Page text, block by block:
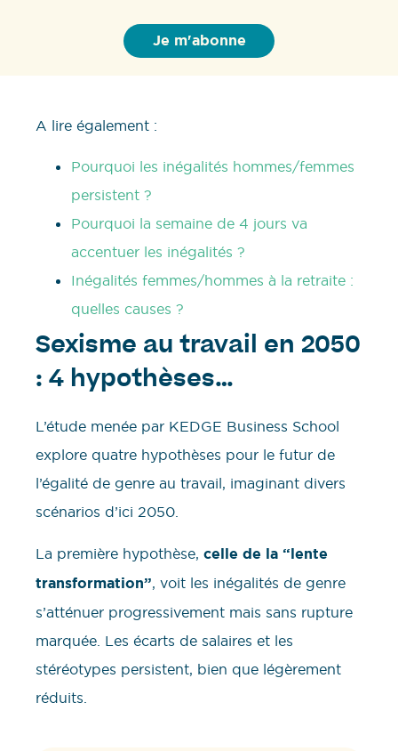
A lire également :
Pourquoi les inégalités hommes/femmes
persistent ?
Pourquoi la semaine de 4 jours va
accentuer les inégalités ?
Inégalités femmes/hommes à la retraite :
quelles causes ?
Sexisme au travail en 2050
: 4 hypothèses…
L’étude menée par KEDGE Business School
explore quatre hypothèses pour le futur de
l’égalité de genre au travail, imaginant divers
scénarios d’ici 2050.
La première hypothèse, celle de la “lente
transformation”, voit les inégalités de genre
s’atténuer progressivement mais sans rupture
marquée. Les écarts de salaires et les
stéréotypes persistent, bien que légèrement
réduits.